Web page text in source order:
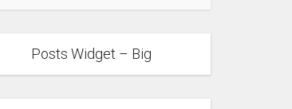
Posts Widget – Big